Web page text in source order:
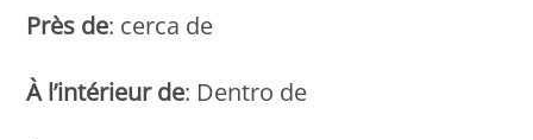
Près de: cerca de
À l’intérieur de: Dentro de